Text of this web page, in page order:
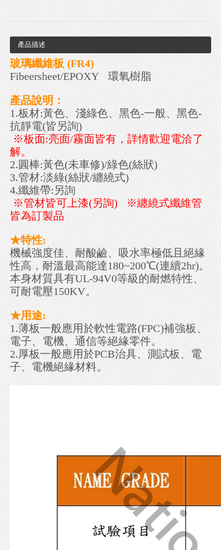
產品描述
玻璃纖維板 (FR4)
Fibeersheet/EPOXY 環氧樹脂
產品說明：
1.板材:黃色、淺綠色、黑色-一般、黑色-
抗靜電(皆另詢)
※板面:亮面/霧面皆有，詳情歡迎電洽了
解。
2.圓棒:黃色(未車修)/綠色(絲狀)
3.管材:淡綠(絲狀/纏繞式)
4.纖維帶:另詢
※管材皆可上漆(另詢) ※纏繞式纖維管
皆為訂製品
★特性:
機械強度佳、耐酸鹼、吸水率極低且絕緣
性高，耐溫最高能達180~200℃(連續2hr)。
本身材質具有UL-94V0等級的耐燃特性、
可耐電壓150KV。
★用途:
1.薄板一般應用於軟性電路(FPC)補強板、
電子、電機、通信等絕緣零件。
2.厚板一般應用於PCB治具、測試板、電
子、電機絕緣材料。